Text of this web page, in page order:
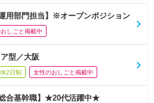
用部門担当】※オープンポジション
しごと掲載中
型／大阪
2日制 女性のおしごと掲載中
合基幹職】★20代活躍中★